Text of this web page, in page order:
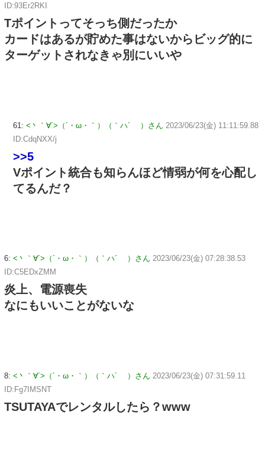
ID:93Er2RKI
Tポイントってそっち側だったか
カードはあるが貯めた事はないからビッグ的に
ターゲットされなきゃ別にいいや
61: <丶｀∀´>（´・ω・｀）（｀ハ´ ）さん 2023/06/23(金) 11:11:59.88
ID:CdqNXX/j
>>5
Vポイント統合も知らんほど情弱が何を心配し
てるんだ？
6: <丶｀∀´>（´・ω・｀）（｀ハ´ ）さん 2023/06/23(金) 07:28:38.53
ID:C5EDxZMM
炎上、電源喪失
なにもいいことがないな
8: <丶｀∀´>（´・ω・｀）（｀ハ´ ）さん 2023/06/23(金) 07:31:59.11
ID:Fg7IMSNT
TSUTAYAでレンタルしたら？www